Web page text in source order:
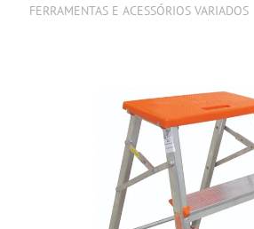
FERRAMENTAS E ACESSÓRIOS VARIADOS